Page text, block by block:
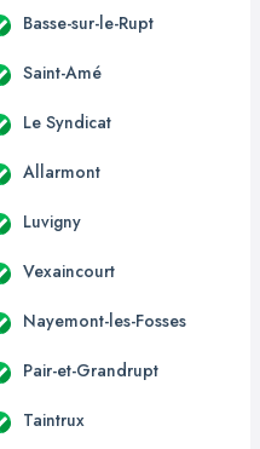
Basse-sur-le-Rupt
Saint-Amé
Le Syndicat
Allarmont
Luvigny
Vexaincourt
Nayemont-les-Fosses
Pair-et-Grandrupt
Taintrux